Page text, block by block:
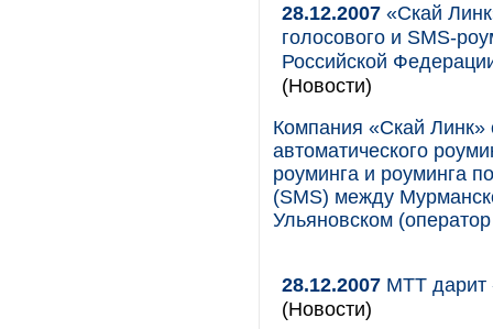
28.12.2007 «Скай
голосового и SMS-
Российской
(Новости)
Компания «Скай Линк»
автоматического
роуминга и роуминга
(SMS) между
Ульяновском
28.12.2007 МТТ дарит
(Новости)